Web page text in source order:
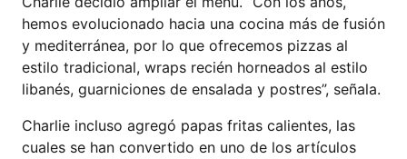
hemos evolucionado hacia una cocina más de fusión
y mediterránea, por lo que ofrecemos pizzas al
estilo tradicional, wraps recién horneados al estilo
libanés, guarniciones de ensalada y postres”, señala.
Charlie incluso agregó papas fritas calientes, las
cuales se han convertido en uno de los artículos